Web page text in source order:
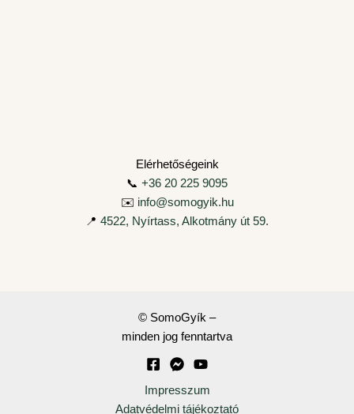
Elérhetőségeink
📞 +36 20 225 9095
✉️ info@somogyik.hu
📍 4522, Nyírtass, Alkotmány út 59.
© SomoGyík –
minden jog fenntartva
Impresszum
Adatvédelmi tájékoztató